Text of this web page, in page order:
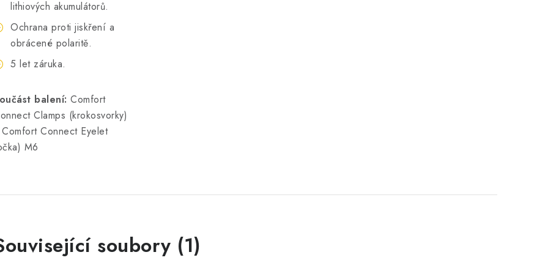
lithiových akumulátorů.
Ochrana proti jiskření a
obrácené polaritě.
5 let záruka.
balení: Comfort
Clamps (krokosvorky)
Connect Eyelet
M6
soubory (1)